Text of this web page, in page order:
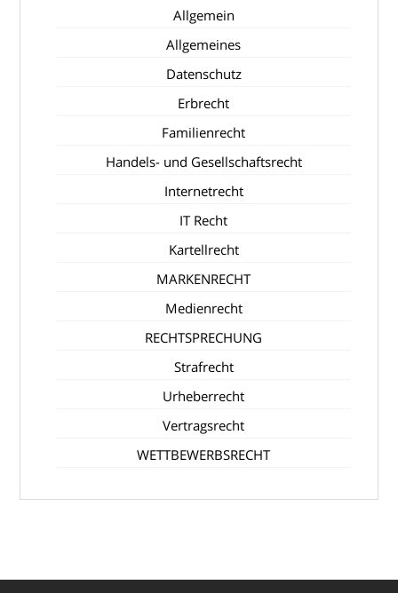
Allgemein
Allgemeines
Datenschutz
Erbrecht
Familienrecht
Handels- und Gesellschaftsrecht
Internetrecht
IT Recht
Kartellrecht
MARKENRECHT
Medienrecht
RECHTSPRECHUNG
Strafrecht
Urheberrecht
Vertragsrecht
WETTBEWERBSRECHT